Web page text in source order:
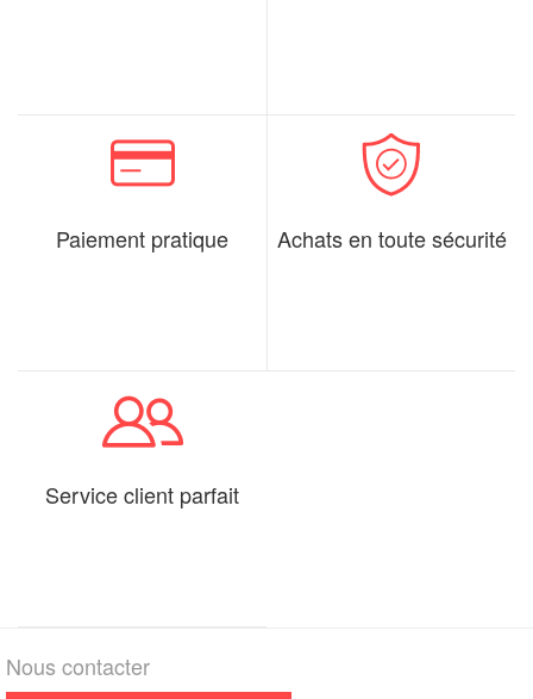
Paiement pratique Achats en toute sécurité
Service client parfait
Nous contacter